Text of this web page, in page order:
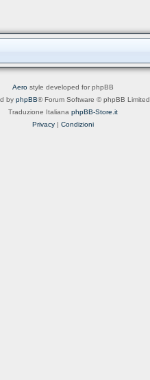
Aero style developed for phpBB
by phpBB® Forum Software © phpBB Limited
Traduzione Italiana phpBB-Store.it
Privacy | Condizioni